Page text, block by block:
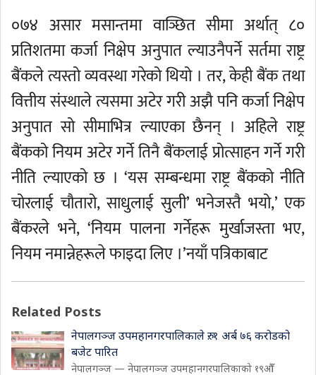
०७४ असार मसान्तमा वाञ्छित सीमा अर्थात् ८०
प्रतिशतमा कर्जा निक्षेप अनुपात ल्याउनैपर्ने सर्तमा राष्ट्र
बैंकले त्यस्तो व्यवस्था गरेको थियो । तर, केही बैंक तथा
वित्तीय संस्थाले त्यसमा अटेर गरी अझै पनि कर्जा निक्षेप
अनुपात सो सीमाभित्र ल्याएका छैनन् । अहिले राष्ट्र
बैंकको नियम अटेर गर्ने तिनै बैंकलाई प्रोत्साहन गर्ने गरी
नीति ल्याएको छ । ‘यस सम्बन्धमा राष्ट्र बैंकको नीति
चोरलाई चौतारो, साधुलाई सुली’ भनेजस्तै भयो,’ एक
बैंकरले भने, ‘नियम पालना गर्नेहरू मुर्खाजस्ता भए,
नियम नमान्नेहरूले फाइदा लिए ।’नयाँ पत्रिकाबाट
Related Posts
नेपालगञ्ज उपमहानगरपालिकाले रु. १ अर्ब ७६ करोडको
बजेट पारित
नेपालगञ्ज — नेपालगञ्ज उपमहानगरपालिकाको १९औँ